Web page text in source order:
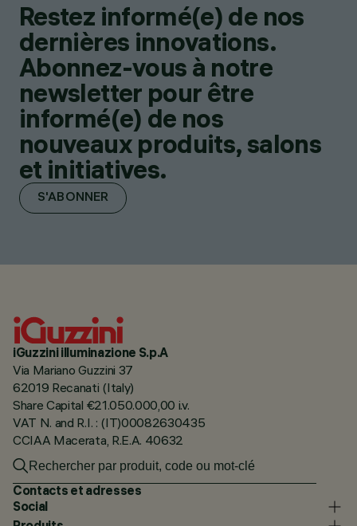
Restez informé(e) de nos
dernières innovations.
Abonnez-vous à notre
newsletter pour être
informé(e) de nos
nouveaux produits, salons
et initiatives.
S'ABONNER
iGuzzini illuminazione S.p.A
Via Mariano Guzzini 37
62019 Recanati (Italy)
Share Capital €21.050.000,00 i.v.
VAT N. and R.I. : (IT)00082630435
CCIAA Macerata, R.E.A. 40632
Contacts et adresses
Social